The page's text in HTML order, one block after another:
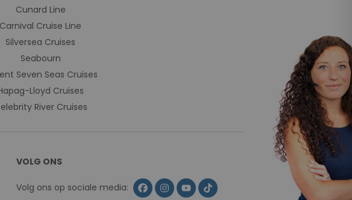
Cunard Line
Carnival Cruise Line
Silversea Cruises
Seabourn
Seven Seas Cruises
Lloyd Cruises
River Cruises
VOLG ONS
Volg ons op sociale media: